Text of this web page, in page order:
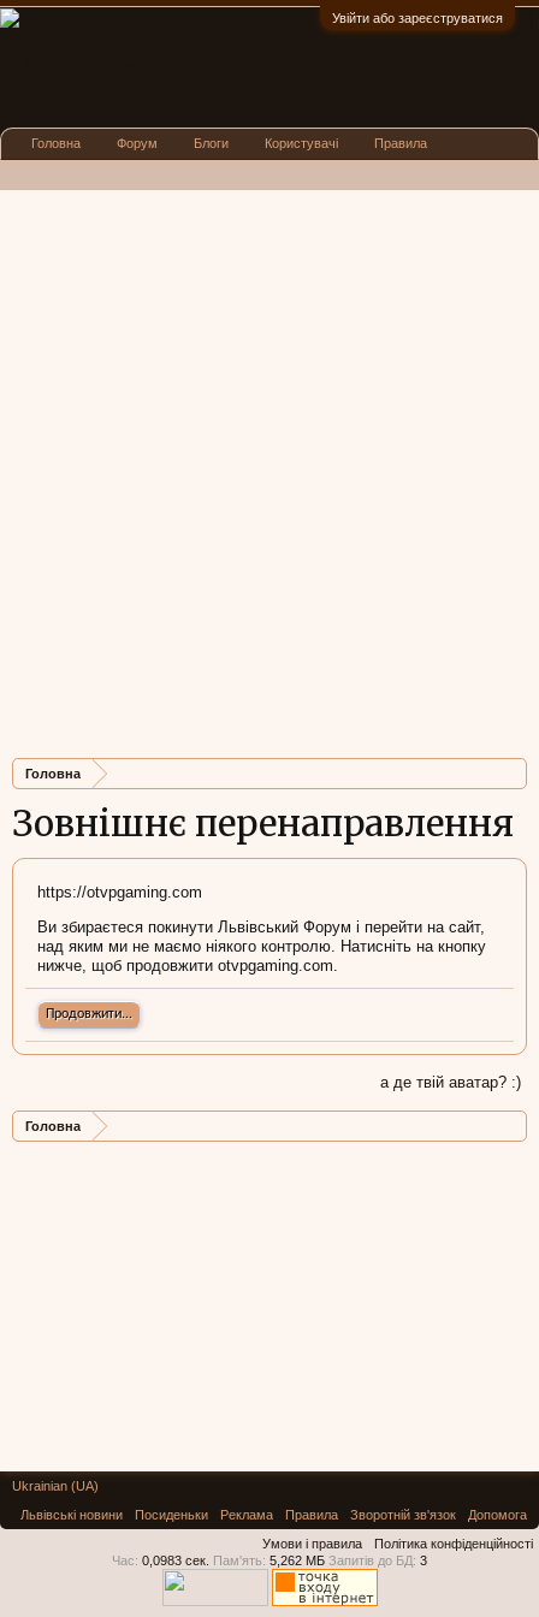
Увійти або зареєструватися
Головна
Зовнішнє перенаправлення
https://otvpgaming.com
Ви збираєтеся покинути Львівський Форум і перейти на сайт,
над яким ми не маємо ніякого контролю. Натисніть на кнопку
нижче, щоб продовжити otvpgaming.com.
Продовжити...
а де твій аватар? :)
Головна
Головна Форум Блоги Користувачі Правила
Ukrainian (UA)
Львівські новини
Посиденьки Реклама Правила Зворотній зв'язок
Допомога
Умови і правила
Політика конфіденційності
Час: 0,0983 сек. Пам'ять: 5,262 МБ Запитів до БД: 3